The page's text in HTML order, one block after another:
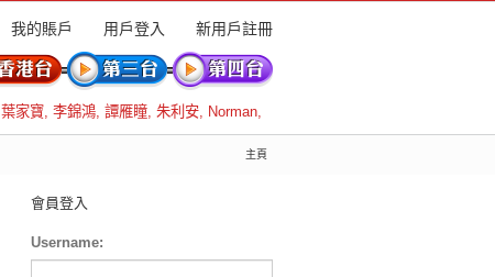
我的賬戶 用戶登入 新用戶註冊
葉家寶, 李錦鴻, 譚雁瞳, 朱利安, Norman,
主頁
會員登入
Username: